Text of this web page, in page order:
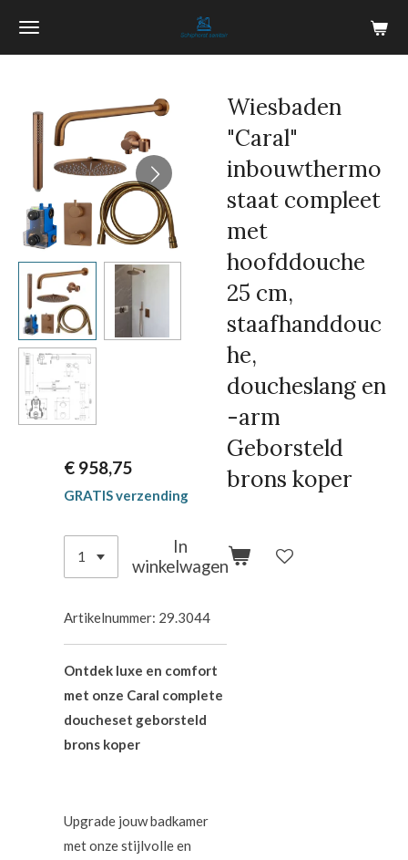
Ga
hoofdinhoud
Wiesbaden
"Caral"
inbouwthermo
staat compleet
met
hoofddouche
25 cm,
staafhanddouc
he,
doucheslang en
-arm
Geborsteld
brons koper
€ 958,75
GRATIS verzending
In
winkelwagen
Artikelnummer: 29.3044
Ontdek luxe en comfort
met onze Caral complete
doucheset geborsteld
brons koper
Upgrade jouw badkamer
met onze stijlvolle en